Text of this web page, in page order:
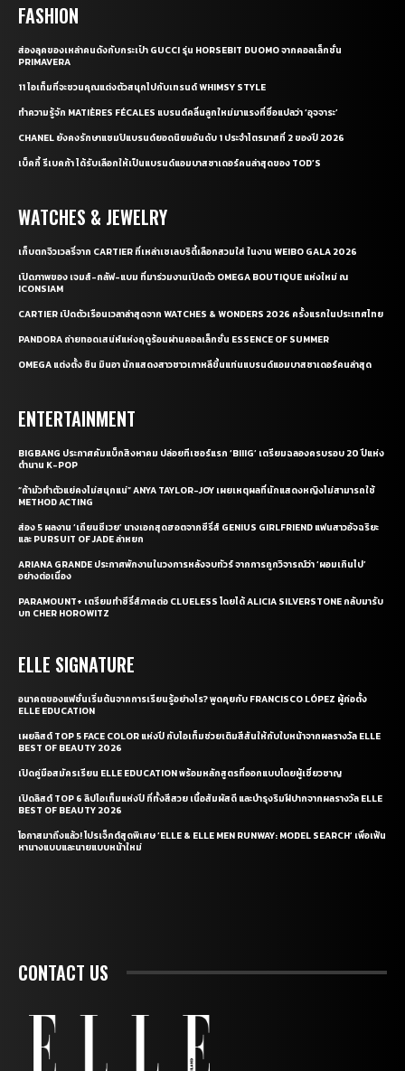
FASHION
ส่องลุคของเหล่าคนดังกับกระเป๋า GUCCI รุ่น HORSEBIT DUOMO จากคอลเล็กชั่น
PRIMAVERA
11 ไอเท็มที่จะชวนคุณแต่งตัวสนุกไปกับเทรนด์ WHIMSY STYLE
ทำความรู้จัก MATIÈRES FÉCALES แบรนด์คลื่นลูกใหม่มาแรงที่ชื่อแปลว่า ‘อุจจาระ’
CHANEL ยังคงรักษาแชมป์แบรนด์ยอดนิยมอันดับ 1 ประจำไตรมาสที่ 2 ของปี 2026
เบ็คกี้ รีเบคก้า ได้รับเลือกให้เป็นแบรนด์แอมบาสซาเดอร์คนล่าสุดของ TOD’S
WATCHES & JEWELRY
เก็บตกจิวเวลรี่จาก CARTIER ที่เหล่าเซเลบริตี้เลือกสวมใส่ ในงาน WEIBO GALA 2026
เปิดภาพของ เจมส์-กลัฟ-แบม ที่มาร่วมงานเปิดตัว OMEGA BOUTIQUE แห่งใหม่ ณ
ICONSIAM
CARTIER เปิดตัวเรือนเวลาล่าสุดจาก WATCHES & WONDERS 2026 ครั้งแรกในประเทศไทย
PANDORA ถ่ายทอดเสน่ห์แห่งฤดูร้อนผ่านคอลเล็กชั่น ESSENCE OF SUMMER
OMEGA แต่งตั้ง ชิน มินอา นักแสดงสาวชาวเกาหลีขึ้นแท่นแบรนด์แอมบาสซาเดอร์คนล่าสุด
ENTERTAINMENT
BIGBANG ประกาศคัมแบ็กสิงหาคม ปล่อยทีเซอร์แรก ‘BIIIG’ เตรียมฉลองครบรอบ 20 ปีแห่ง
ตำนาน K-POP
“ถ้ามัวทำตัวแย่คงไม่สนุกแน่” ANYA TAYLOR-JOY เผยเหตุผลที่นักแสดงหญิงไม่สามารถใช้
METHOD ACTING
ส่อง 5 ผลงาน ‘เถียนซีเวย’ นางเอกสุดฮอตจากซีรี่ส์ GENIUS GIRLFRIEND แฟนสาวอัจฉริยะ
และ PURSUIT OF JADE ล่าหยก
ARIANA GRANDE ประกาศพักงานในวงการหลังจบทัวร์ จากการถูกวิจารณ์ว่า ‘ผอมเกินไป’
อย่างต่อเนื่อง
PARAMOUNT+ เตรียมทำซีรี่ส์ภาคต่อ CLUELESS โดยได้ ALICIA SILVERSTONE กลับมารับ
บท CHER HOROWITZ
ELLE SIGNATURE
อนาคตของแฟชั่นเริ่มต้นจากการเรียนรู้อย่างไร? พูดคุยกับ FRANCISCO LÓPEZ ผู้ก่อตั้ง
ELLE EDUCATION
เผยลิสต์ TOP 5 FACE COLOR แห่งปี กับไอเท็มช่วยเติมสีสันให้กับใบหน้าจากผลรางวัล ELLE
BEST OF BEAUTY 2026
เปิดคู่มือสมัครเรียน ELLE EDUCATION พร้อมหลักสูตรที่ออกแบบโดยผู้เชี่ยวชาญ
เปิดลิสต์ TOP 6 ลิปไอเท็มแห่งปี ที่ทั้งสีสวย เนื้อสัมผัสดี และบำรุงริมฝีปากจากผลรางวัล ELLE
BEST OF BEAUTY 2026
โอกาสมาถึงแล้ว! โปรเจ็กต์สุดพิเศษ ‘ELLE & ELLE MEN RUNWAY: MODEL SEARCH’ เพื่อเฟ้น
หานางแบบและนายแบบหน้าใหม่
CONTACT US